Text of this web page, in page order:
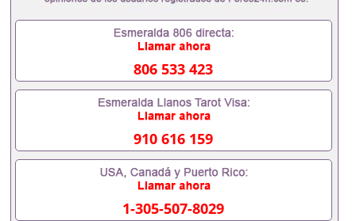
806 533 423
910 616 159
1-305-507-8029